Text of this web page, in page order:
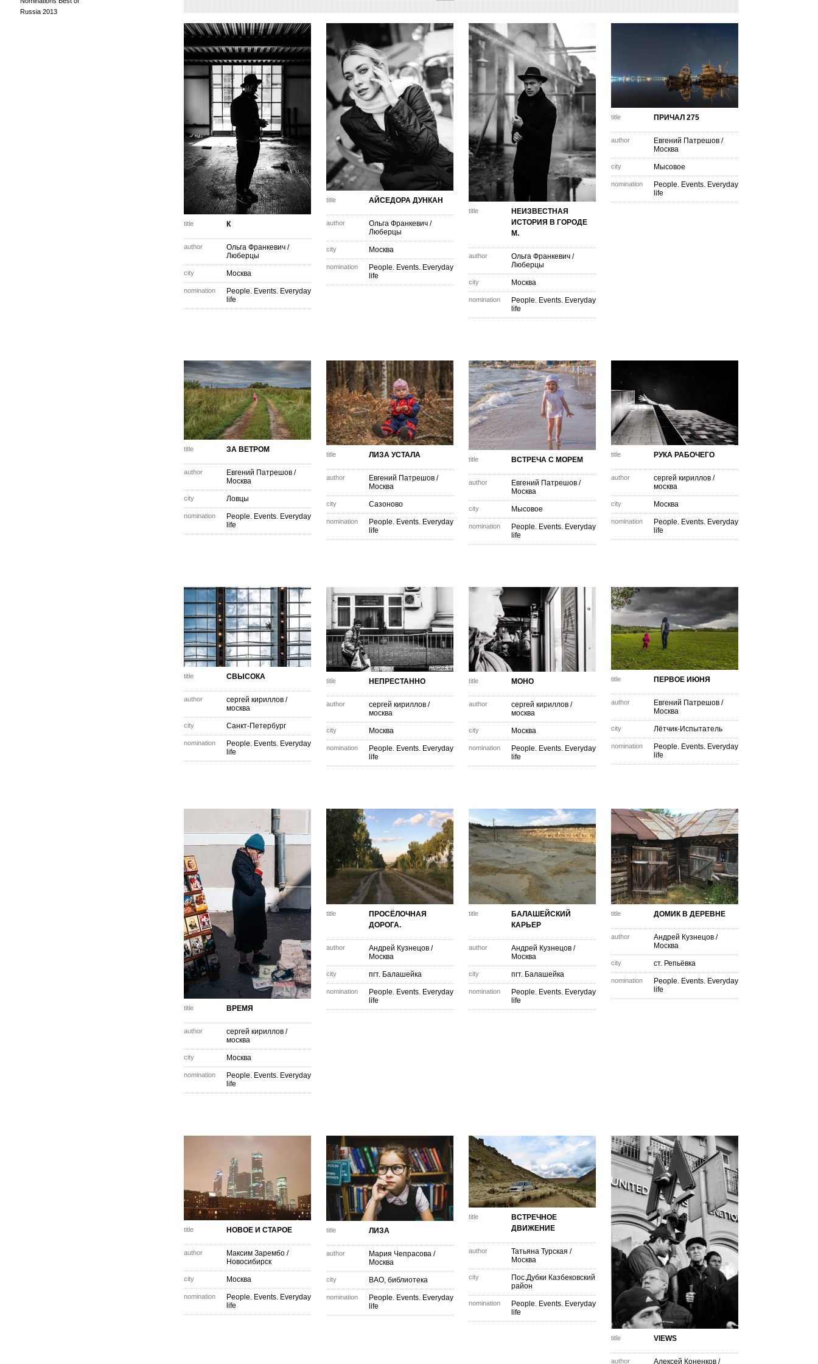
Russia 2013
title К
author Ольга Франкевич /
Люберцы
city Москва
nomination
People. Events. Everyday
life
title АЙСЕДОРА ДУНКАН
author Ольга Франкевич /
Люберцы
city Москва
nomination
People. Events. Everyday
life
title
НЕИЗВЕСТНАЯ
ИСТОРИЯ В ГОРОДЕ
М.
author Ольга Франкевич /
Люберцы
city Москва
nomination
People. Events. Everyday
life
title ПРИЧАЛ 275
author Евгений Патрешов /
Москва
city Мысовое
nomination
People. Events. Everyday
life
title ЗА ВЕТРОМ
author Евгений Патрешов /
Москва
city Ловцы
nomination
People. Events. Everyday
life
title ЛИЗА УСТАЛА
author Евгений Патрешов /
Москва
city Сазоново
nomination
People. Events. Everyday
life
title ВСТРЕЧА С МОРЕМ
author Евгений Патрешов /
Москва
city Мысовое
nomination
People. Events. Everyday
life
title РУКА РАБОЧЕГО
author сергей кириллов /
москва
city Москва
nomination
People. Events. Everyday
life
title СВЫСОКА
author сергей кириллов /
москва
city Санкт-Петербург
nomination
People. Events. Everyday
life
title НЕПРЕСТАННО
author сергей кириллов /
москва
city Москва
nomination
People. Events. Everyday
life
title МОНО
author сергей кириллов /
москва
city Москва
nomination
People. Events. Everyday
life
title ПЕРВОЕ ИЮНЯ
author Евгений Патрешов /
Москва
city Лётчик-Испытатель
nomination
People. Events. Everyday
life
title ВРЕМЯ
author сергей кириллов /
москва
city Москва
nomination
People. Events. Everyday
life
title
ПРОСЁЛОЧНАЯ
ДОРОГА.
author Андрей Кузнецов /
Москва
city пгт. Балашейка
nomination
People. Events. Everyday
life
title
БАЛАШЕЙСКИЙ
КАРЬЕР
author Андрей Кузнецов /
Москва
city пгт. Балашейка
nomination
People. Events. Everyday
life
title ДОМИК В ДЕРЕВНЕ
author Андрей Кузнецов /
Москва
city ст. Репьёвка
nomination
People. Events. Everyday
life
title НОВОЕ И СТАРОЕ
author Максим Зарембо /
Новосибирск
city Москва
nomination
People. Events. Everyday
life
title ЛИЗА
author Мария Чепрасова /
Москва
city ВАО, библиотека
nomination
People. Events. Everyday
life
title
ВСТРЕЧНОЕ
ДВИЖЕНИЕ
author Татьяна Турская /
Москва
city
Пос.Дубки Казбековский
район
nomination
People. Events. Everyday
life
title VIEWS
author Алексей Коненков /